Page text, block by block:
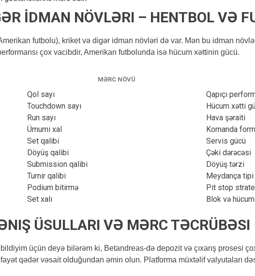
İDMAN NÖVLƏRI – HENTBOL VƏ
futbolu), kriket və digər idman növləri də var. Mən bu idman
çox vacibdir, Amerikan futbolunda isə hücum xəttinin gücü.
MƏRC NÖVÜ
Qol sayı
Qapıçı
Touchdown sayı
Hücum xətti
Run sayı
Hava şəraiti
Ümumi xal
Komanda
Set qalibi
Servis gücü
Döyüş qalibi
Çəki dərəcəsi
Submission qalibi
Döyüş tərzi
Turnir qalibi
Meydança tipi
Podium bitirmə
Pit stop
Set xalı Blok və hücum
ÜSULLARI VƏ MƏRC TƏCRÜBƏSI
üçün deyə bilərəm ki, Betandreas-də depozit və çıxarış prosesi
qədər vəsait olduğundan əmin olun. Platforma müxtəlif valyutaları